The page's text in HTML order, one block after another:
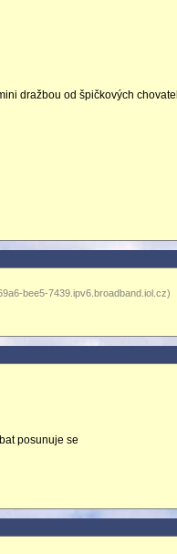
dražbou od špičkových
bee5-7439.ipv6.broadband.iol.cz)
posunuje se